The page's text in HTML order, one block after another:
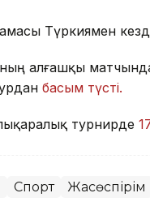
Түркиямен
алғашқы
басым түсті.
турнирде
Спорт Жасөспірім